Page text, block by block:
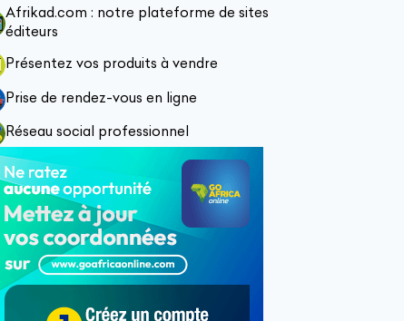
Afrikad.com : notre plateforme de sites
éditeurs
Présentez vos produits à vendre
Prise de rendez-vous en ligne
Réseau social professionnel